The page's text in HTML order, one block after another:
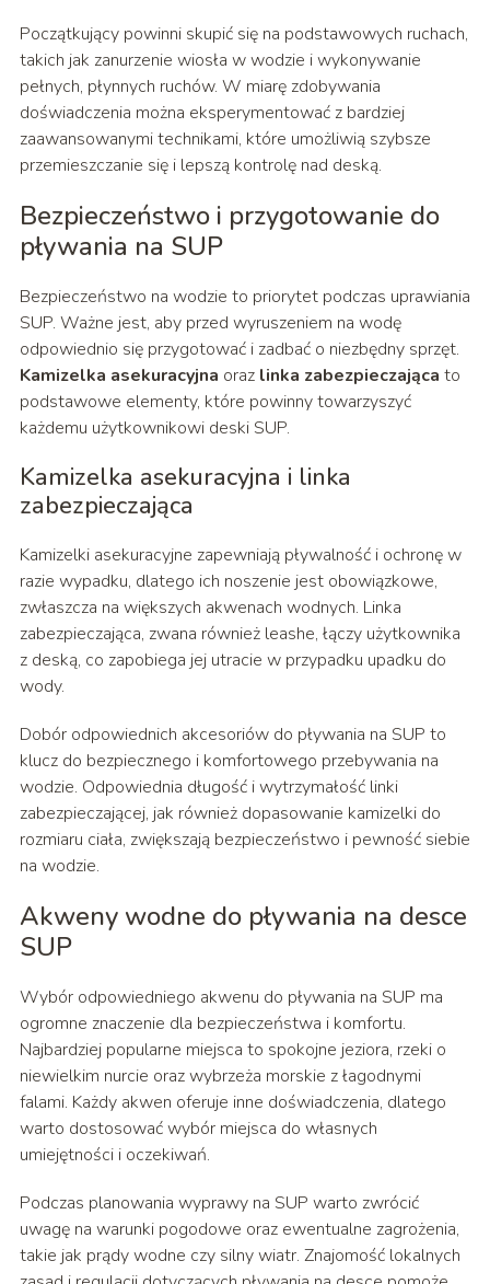
Początkujący powinni skupić się na podstawowych ruchach,
takich jak zanurzenie wiosła w wodzie i wykonywanie
pełnych, płynnych ruchów. W miarę zdobywania
doświadczenia można eksperymentować z bardziej
zaawansowanymi technikami, które umożliwią szybsze
przemieszczanie się i lepszą kontrolę nad deską.
Bezpieczeństwo i przygotowanie do
pływania na SUP
Bezpieczeństwo na wodzie to priorytet podczas uprawiania
SUP. Ważne jest, aby przed wyruszeniem na wodę
odpowiednio się przygotować i zadbać o niezbędny sprzęt.
Kamizelka asekuracyjna oraz linka zabezpieczająca to
podstawowe elementy, które powinny towarzyszyć
każdemu użytkownikowi deski SUP.
Kamizelka asekuracyjna i linka
zabezpieczająca
Kamizelki asekuracyjne zapewniają pływalność i ochronę w
razie wypadku, dlatego ich noszenie jest obowiązkowe,
zwłaszcza na większych akwenach wodnych. Linka
zabezpieczająca, zwana również leashe, łączy użytkownika
z deską, co zapobiega jej utracie w przypadku upadku do
wody.
Dobór odpowiednich akcesoriów do pływania na SUP to
klucz do bezpiecznego i komfortowego przebywania na
wodzie. Odpowiednia długość i wytrzymałość linki
zabezpieczającej, jak również dopasowanie kamizelki do
rozmiaru ciała, zwiększają bezpieczeństwo i pewność siebie
na wodzie.
Akweny wodne do pływania na desce
SUP
Wybór odpowiedniego akwenu do pływania na SUP ma
ogromne znaczenie dla bezpieczeństwa i komfortu.
Najbardziej popularne miejsca to spokojne jeziora, rzeki o
niewielkim nurcie oraz wybrzeża morskie z łagodnymi
falami. Każdy akwen oferuje inne doświadczenia, dlatego
warto dostosować wybór miejsca do własnych
umiejętności i oczekiwań.
Podczas planowania wyprawy na SUP warto zwrócić
uwagę na warunki pogodowe oraz ewentualne zagrożenia,
takie jak prądy wodne czy silny wiatr. Znajomość lokalnych